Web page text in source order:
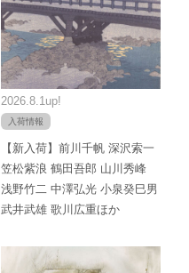
2026.8.1up!
入荷情報
【新入荷】前川千帆 深沢索一
笠松紫浪 鶴田吾郎 山川秀峰
浅野竹二 中澤弘光 小泉癸巳男
武井武雄 歌川広重ほか